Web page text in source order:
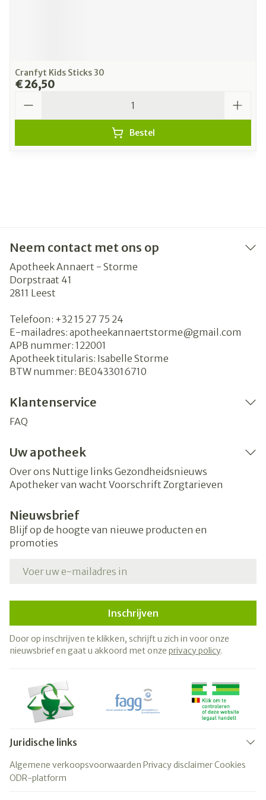
Cranfyt Kids Sticks 30
€ 26,50
Bestel
Neem contact met ons op
Apotheek Annaert - Storme
Dorpstraat 41
2811 Leest
Telefoon: +32 15 27 75 24
E-mailadres: apotheekannaertstorme@gmail.com
APB nummer: 122001
Apotheek titularis: Isabelle Storme
BTW nummer: BE0433016710
Klantenservice
FAQ
Uw apotheek
Over ons Nuttige links Gezondheidsnieuws
Apotheker van wacht Voorschrift Zorgtarieven
Nieuwsbrief
Blijf op de hoogte van nieuwe producten en
promoties
Inschrijven
Door op inschrijven te klikken, schrijft u zich in voor onze
nieuwsbrief en gaat u akkoord met onze privacy policy.
Juridische links
Algemene verkoopsvoorwaarden Privacy disclaimerCookies
ODR-platform